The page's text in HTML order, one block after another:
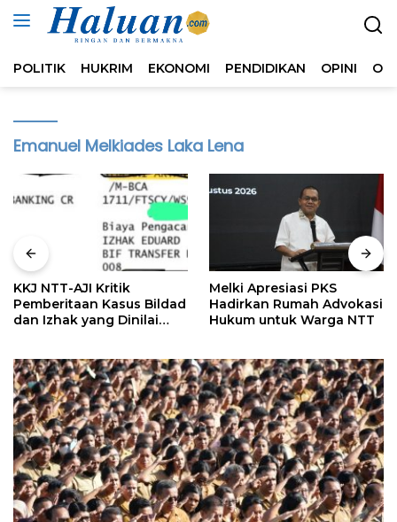
Langsung
POLITIK HUKRIM EKONOMI PENDIDIKAN OPINI
Emanuel Melkiades Laka Lena
KKJ NTT-AJI Kritik
Pemberitaan Kasus Bildad
dan Izhak yang Dinilai
Melki Apresiasi PKS
Hadirkan Rumah Advokasi
Hukum untuk Warga NTT